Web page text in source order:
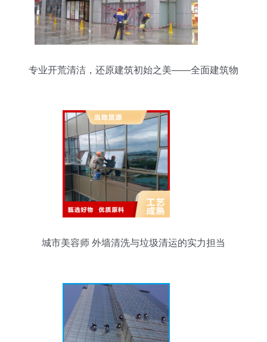
专业开荒清洁，还原建筑初始之美——全面建筑物
城市美容师 外墙清洗与垃圾清运的实力担当